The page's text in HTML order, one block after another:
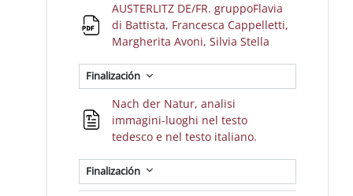
AUSTERLITZ DE/FR. gruppoFlavia
di Battista, Francesca Cappelletti,
Margherita Avoni, Silvia Stella
Finalización
Nach der Natur, analisi
immagini-luoghi nel testo
tedesco e nel testo italiano.
Finalización